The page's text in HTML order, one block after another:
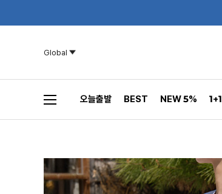
Global
오늘출발 BEST NEW 5% 1+1